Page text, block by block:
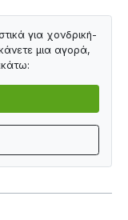
για χονδρική-
μια αγορά,